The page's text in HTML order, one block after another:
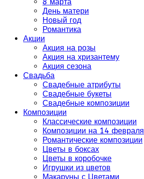
День матери
Новый год
Романтика
Акции
Акция на розы
Акция на хризантему
Акция сезона
Свадьба
Свадебные атрибуты
Свадебные букеты
Свадебные композиции
Композиции
Классические композиции
Композиции на 14 февраля
Романтические композиции
Цветы в боксах
Цветы в коробочке
Игрушки из цветов
Макаруны с Цветами